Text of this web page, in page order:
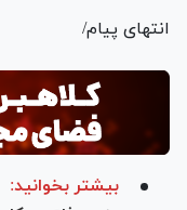
انتهای پیام/
بیشتر بخوانید: